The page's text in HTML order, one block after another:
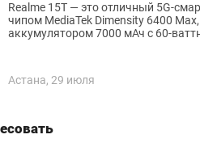
Realme 15T — это отличный 5G-
чипом MediaTek Dimensity 6400
аккумулятором 7000 мАч с 60-
Астана, 29 июля